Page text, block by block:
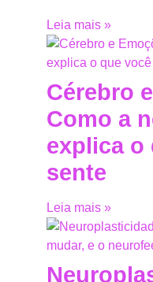
Leia mais »
Cérebro
Como a
explica o
sente
Leia mais »